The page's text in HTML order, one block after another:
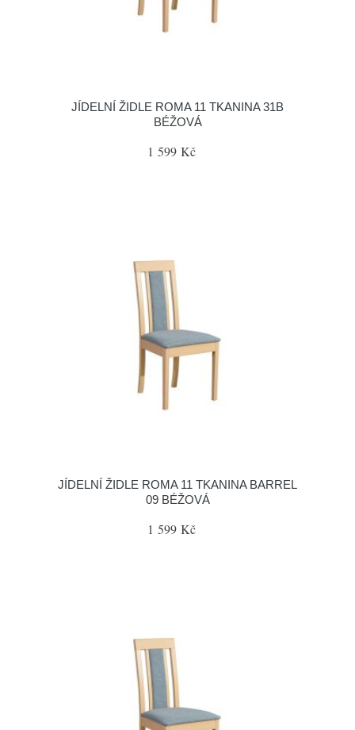
JÍDELNÍ ŽIDLE ROMA 11 TKANINA 31B
BÉŽOVÁ
1 599 Kč
JÍDELNÍ ŽIDLE ROMA 11 TKANINA BARREL
09 BÉŽOVÁ
1 599 Kč